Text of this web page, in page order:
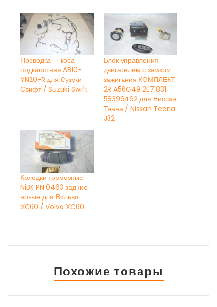
Проводка — коса
подкапотная AB10-
YN20-R для Сузуки
Свифт / Suzuki Swift
Блок управления
двигателем с замком
зажигания КОМПЛЕКТ
2R A56G49 2E71831
58399462 для Ниссан
Теана / Nissan Teana
J32
Колодки тормозные
NiBK PN 0463 задние
новые для Вольво
ХС60 / Volvo XC60
Похожие товары